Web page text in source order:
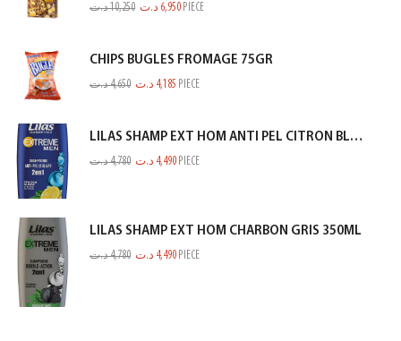
10,250د.ت 6,950 د.ت PIECE
CHIPS BUGLES FROMAGE 75GR
4,650د.ت 4,185 د.ت PIECE
LILAS SHAMP EXT HOM ANTI PEL CITRON BLEU 350ML
4,780د.ت 4,490 د.ت PIECE
LILAS SHAMP EXT HOM CHARBON GRIS 350ML
4,780د.ت 4,490 د.ت PIECE